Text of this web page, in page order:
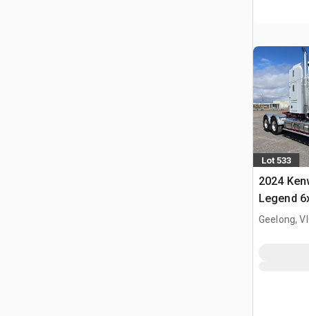
Lot 533
2024
Legend
cuccetta
Geelong,